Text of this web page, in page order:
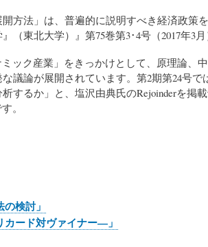
方法」は、普遍的に説明すべき経済政策
東北大学）』第75巻第3･4号（2017年3月
ック産業」をきっかけとして、原理論、
議論が展開されています。第2期第24号
するか」と、塩沢由典氏のRejoinderを掲
。
検討」
ード対ヴァイナー—」